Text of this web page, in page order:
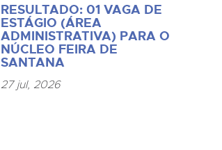
RESULTADO: 01 VAGA DE
ESTÁGIO (ÁREA
ADMINISTRATIVA) PARA O
NÚCLEO FEIRA DE
SANTANA
27 jul, 2026